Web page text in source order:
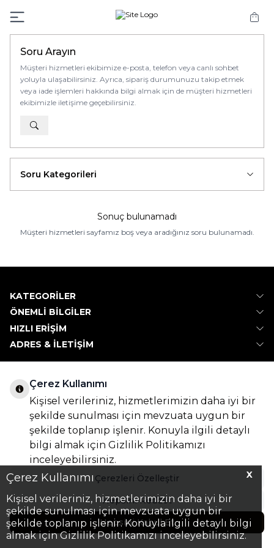
X
Çerez Kullanımı
Kişisel verileriniz, hizmetlerimizin daha iyi bir
şekilde sunulması için mevzuata uygun bir
şekilde toplanıp işlenir. Konuyla ilgili detaylı bilgi
almak için Gizlilik Politikamızı inceleyebilirsiniz.
Soru Arayın
Müşteri hizmetleri ekibimize e-posta, telefon veya canlı sohbet
yoluyla ulaşabilirsiniz. Ayrıca, sipariş durumunuzu takip etmek
veya iade işlemleri hakkında bilgi almak için de müşteri hizmetleri
ekibimizle iletişime geçebilirsiniz.
Soru Kategorileri
Sonuç bulunamadı
Müşteri hizmetleri sayfamız boş veya aradığınız soru bulunamadı.
KATEGORILER
ÖNEMLI BILGILER
HIZLI ERIŞIM
ADRES & İLETIŞIM
Çerez Kullanımı
Kişisel verileriniz, hizmetlerimizin daha iyi bir
şekilde sunulması için mevzuata uygun bir
şekilde toplanıp işlenir. Konuyla ilgili detaylı
bilgi almak için Gizlilik Politikamızı
inceleyebilirsiniz.
Çerezleri Özelleştir
Hepsini Reddet
Hepsini Kabul Et